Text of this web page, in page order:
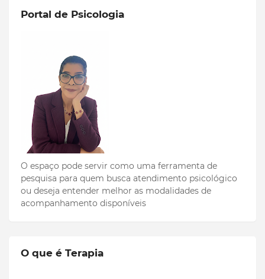
Portal de Psicologia
O espaço pode servir como uma ferramenta de
pesquisa para quem busca atendimento psicológico
ou deseja entender melhor as modalidades de
acompanhamento disponíveis
O que é Terapia